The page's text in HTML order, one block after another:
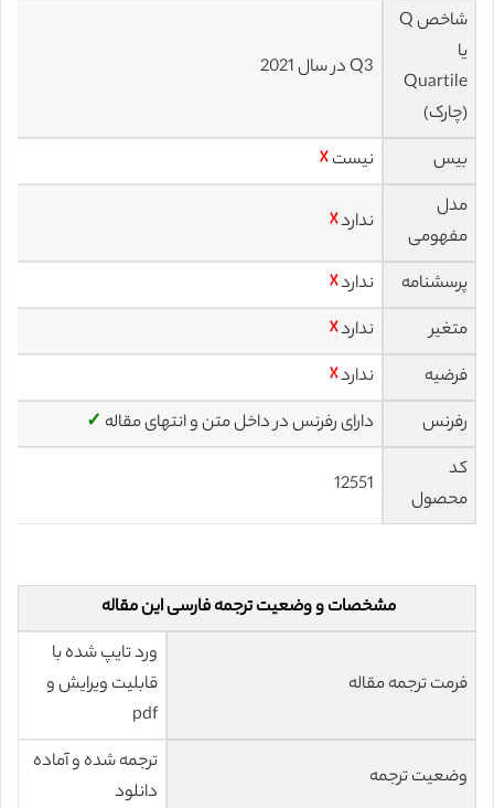
شاخص Q
یا
Quartile
(چارک)
Q3 در سال 2021
بیس نیست☓
مدل
مفهومی
ندارد☓
پرسشنامه ندارد☓
متغیر
ندارد☓
فرضیه
ندارد☓
رفرنس
دارای رفرنس در داخل متن و انتهای مقاله ✓
کد
محصول
12551
مشخصات و وضعیت ترجمه فارسی این مقاله
فرمت ترجمه مقاله
ورد تایپ شده با
قابلیت ویرایش و
pdf
وضعیت ترجمه
ترجمه شده و آماده
دانلود